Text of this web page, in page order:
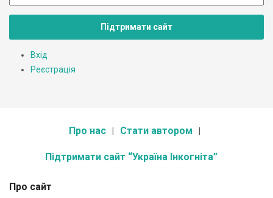
Підтримати сайт
Вхід
Реєстрація
Про нас Стати автором
Підтримати сайт “Україна Інкогніта”
Про сайт